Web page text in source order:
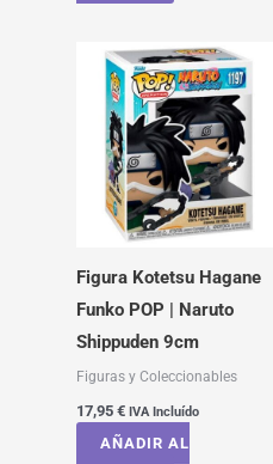
Figura Kotetsu Hagane
Funko POP | Naruto
Shippuden 9cm
Figuras y Coleccionables
17,95 € IVA Incluído
AÑADIR AL